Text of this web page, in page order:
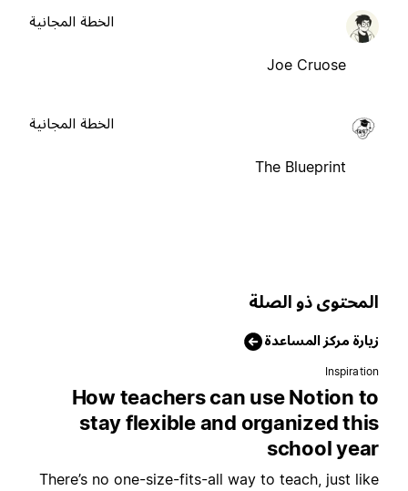
Joe Cruose
الخطة المجانية
The Blueprint
الخطة المجانية
ذو الصلة
مركز المساعدة
How teachers can use Notion
stay flexible and organized
school
There’s no one-size-fits-all way to teach, just